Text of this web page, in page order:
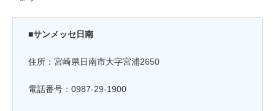
■サンメッセ日南
住所：宮崎県日南市大字宮浦2650
電話番号：0987-29-1900